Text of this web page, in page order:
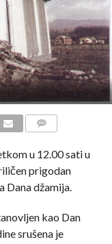
u 12.00 sati u
prigodan
Dana džamija.
kao Dan
srušena je